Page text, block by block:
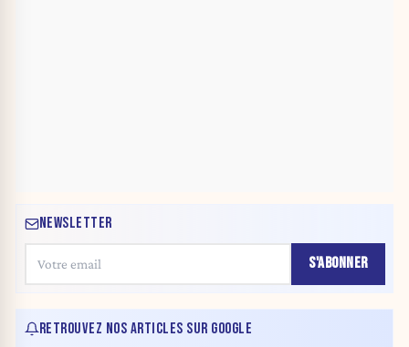
NEWSLETTER
S'ABONNER
RETROUVEZ NOS ARTICLES SUR GOOGLE